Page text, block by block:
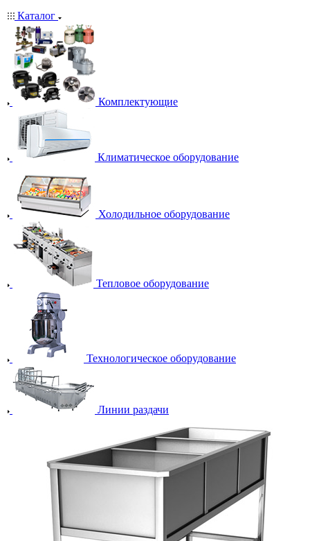
Каталог
Комплектующие
Климатическое оборудование
Холодильное оборудование
Тепловое оборудование
Технологическое оборудование
Линии раздачи